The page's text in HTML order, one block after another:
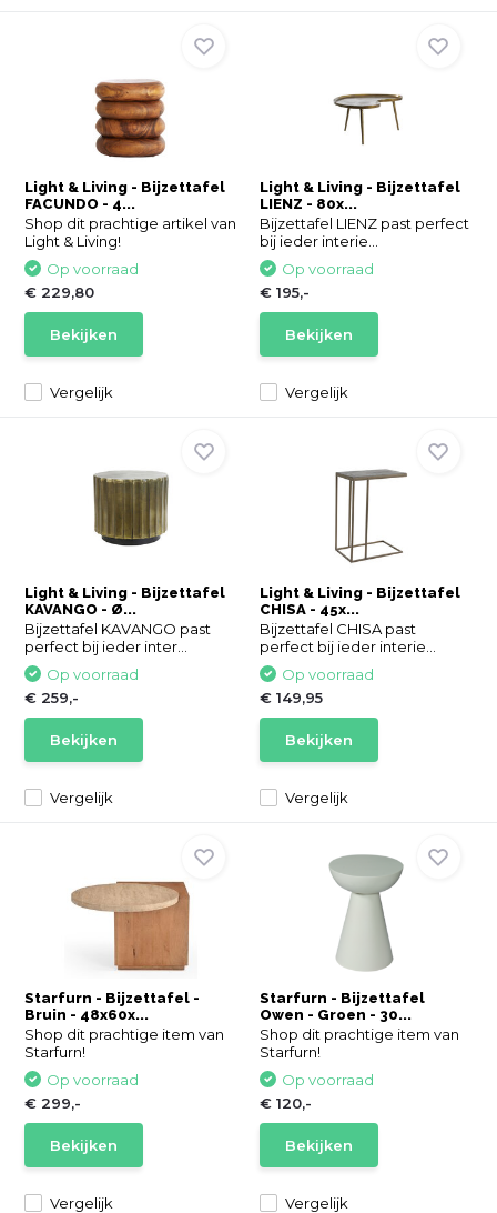
Light & Living - Bijzettafel
FACUNDO - 4...
Shop dit prachtige artikel van
Light & Living!
Vergelijk
Op voorraad
€ 229,80
Bekijken
Light & Living - Bijzettafel
LIENZ - 80x...
Bijzettafel LIENZ past perfect
bij ieder interie...
Vergelijk
Op voorraad
€ 195,-
Bekijken
Light & Living - Bijzettafel
KAVANGO - Ø...
Bijzettafel KAVANGO past
perfect bij ieder inter...
Vergelijk
Op voorraad
€ 259,-
Bekijken
Light & Living - Bijzettafel
CHISA - 45x...
Bijzettafel CHISA past
perfect bij ieder interie...
Vergelijk
Op voorraad
€ 149,95
Bekijken
Starfurn - Bijzettafel -
Bruin - 48x60x...
Shop dit prachtige item van
Starfurn!
Vergelijk
Op voorraad
€ 299,-
Bekijken
Starfurn - Bijzettafel
Owen - Groen - 30...
Shop dit prachtige item van
Starfurn!
Vergelijk
Op voorraad
€ 120,-
Bekijken